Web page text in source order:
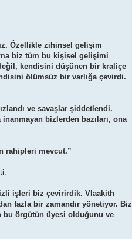
Özellikle zihinsel gelişim
biz tüm bu kişisel gelişimi
değil, kendisini düşünen bir kraliçe
ölümsüz bir varlığa çevirdi.
ve savaşlar şiddetlendi.
bizlerden bazıları, ona
rahipleri mevcut.”
işleri biz çevirirdik. Vlaakith
fazla bir zamandır yönetiyor. Biz
bu örgütün üyesi olduğunu ve